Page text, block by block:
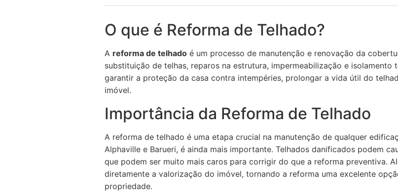
O que é Reforma de Telhado?
A reforma de telhado é um processo de manutenção e renovação da
substituição de telhas, reparos na estrutura, impermeabilização e isolamento
garantir a proteção da casa contra intempéries, prolongar a vida útil do
imóvel.
Importância da Reforma de Telhado
A reforma de telhado é uma etapa crucial na manutenção de qualquer
Alphaville e Barueri, é ainda mais importante. Telhados danificados podem
que podem ser muito mais caros para corrigir do que a reforma preventiva.
diretamente a valorização do imóvel, tornando a reforma uma excelente
propriedade.